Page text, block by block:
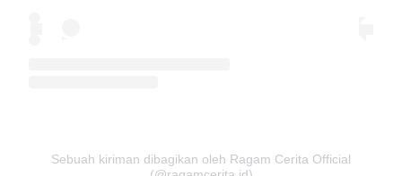
Sebuah kiriman dibagikan oleh Ragam Cerita Official